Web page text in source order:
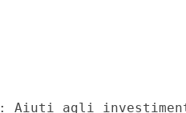
compresi
l'accesso ai terreni  agricoli,  la  ricomposizione  e  il  riassetto
fondiari, l'approvvigionamento e il risparmio energetico e idrico. 
    
+-------------------------------------------------------------------+
|                         |            INTENSITÀ MASSIMA            |
|                         |            DELL'AGEVOLAZIONE            |
|                         +-------------------------+---------------+
|                         |      Regioni meno       |               |
|                         |  sviluppate e tutte le  | Altre Regioni |
|                         | Regioni il cui prodotto |               |
|                         | interno lordo (PIL) pro |               |
|                         | capite nel periodo dal  |               |
|                         |  1° gennaio 2007 al 31  |               |
|    SPESE AMMISSIBILI    | dicembre 2013 e' stato  |               |
|                         | inferiore al 75 % della |               |
|                         | media dell'UE-25 per il |               |
|                         | periodo di riferimento, |               |
|                         |   ma superiore al 75 %  |               |
|                         |   della media del PIL   |               |
|                         |       dell'UE-27*       |               |
+-------------------------+-------------------------+---------------+
|1. Costruzione o         |                         |               |
|   miglioramento di beni |           50%           |      40%      |
|   immobili              |                         |               |
+-------------------------+-------------------------+---------------+
|2. Acquisto di macchinari|                         |               |
|   e attrezzature, fino  |                         |               |
|   ad un massimo del loro|           50%           |      40%      |
|   valore di mercato.    |                         |               |
+-------------------------+-------------------------+---------------+
|3. Acquisizione o        |                         |               |
|   sviluppo di programmi |                         |               |
|   informatici e         |                         |               |
|   acquisizione di       |           50%           |      40%      |
|   brevetti, licenze,    |                         |               |
|   diritti d'autore      |                         |               |
|   e marchi commerciali. |                         |               |
+-------------------------+-------------------------+---------------+
|4. Costi generali,       |                         |               |
|   collegati alle spese  |                         |               |
|   di cui ai punti 1) e  |                         |               |
|   2), come onorari di   |                         |               |
|   architetti, ingegneri |                         |               |
|   e consulenti, onorari |                         |               |
|   per consulenze sulla  |           50%           |      40%      |
|